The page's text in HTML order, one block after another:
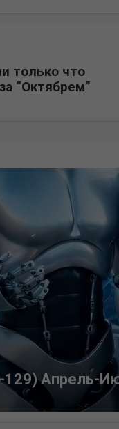
только что
“Октябрем”
Апрель-